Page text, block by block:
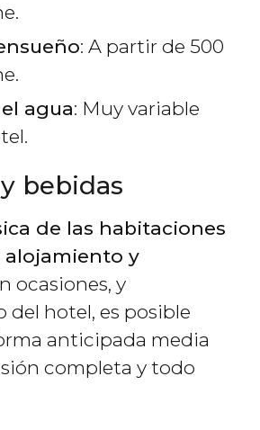
: A partir de 500
agua: Muy variable
bebidas
de las habitaciones
alojamiento y
ocasiones, y
del hotel, es posible
anticipada media
completa y todo